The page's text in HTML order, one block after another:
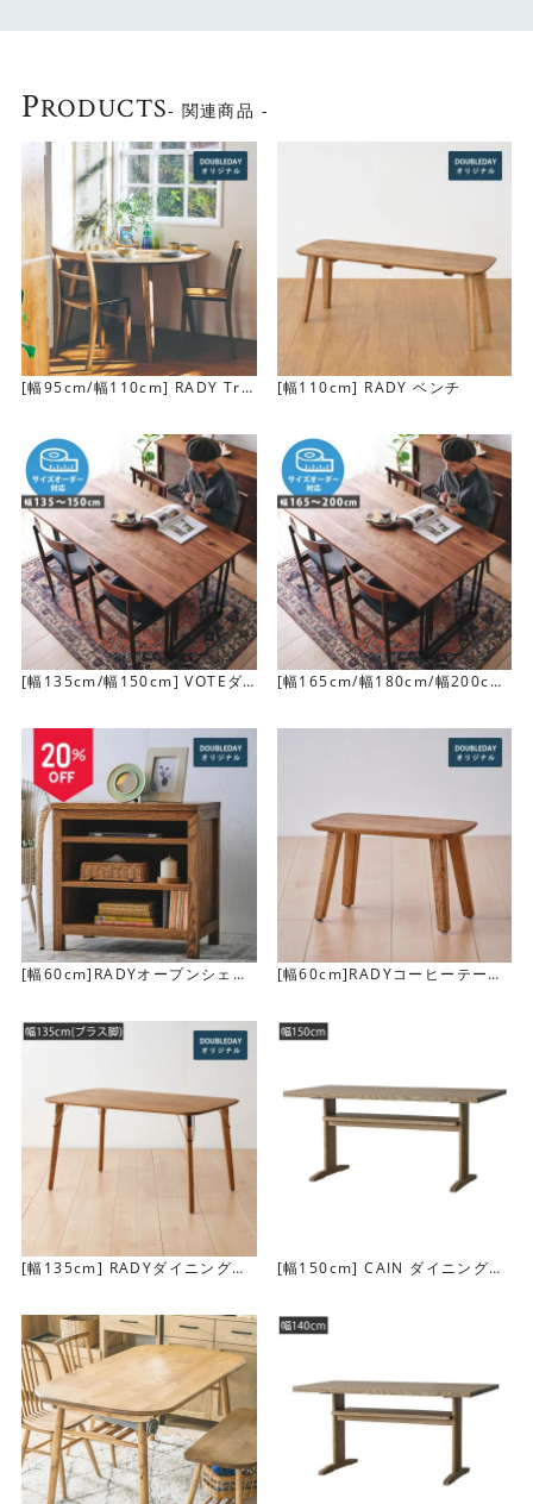
壁や柱に沿わせやすい変形フォルムが特長です。 限られた
ます。
会話がはずむ天板デザイン
円形テーブルのように視線が自然と交わり、向き合いやす
いカーブが魅力です。 家族や友人との距離を心地よく近づ
け、食卓のコミュニケーションを豊かにしてくれます。
天板は2種類
「Tribe1」「Tribe2」の2タイプをご用意しています。
「Tribe1」は角当たりがやさしく、人が行き交う動線にも
PRODUCTS- 関連商品 -
[幅95cm/幅110cm] RADY Tri
[幅110cm] RADY ベンチ
[幅135cm/幅150cm] VOTEダ
[幅165cm/幅180cm/幅200cm]
[幅60cm]RADYオープンシェル
[幅60cm]RADYコーヒーテーブ
[幅135cm] RADYダイニングテ
[幅150cm] CAIN ダイニングテ